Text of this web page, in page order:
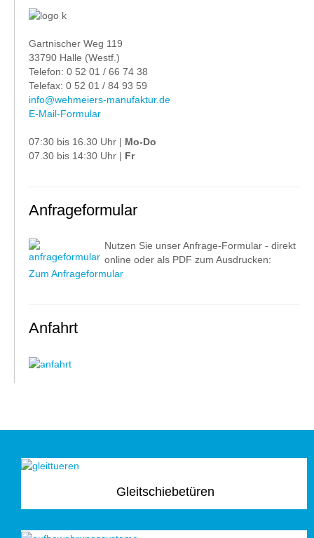
Gartnischer Weg 119
33790 Halle (Westf.)
Telefon: 0 52 01 / 66 74 38
Telefax: 0 52 01 / 84 93 59
info@wehmeiers-manufaktur.de
E-Mail-Formular
07:30 bis 16.30 Uhr | Mo-Do
07.30 bis 14:30 Uhr | Fr
Anfrageformular
Nutzen Sie unser Anfrage-Formular - direkt
online oder als PDF zum Ausdrucken:
Zum Anfrageformular
Anfahrt
Gleitschiebetüren